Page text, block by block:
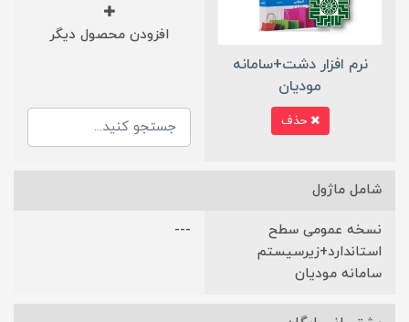
نرم افزار دشت+سامانه
مودیان
حذف
افزودن محصول دیگر
شامل ماژول
نسخه عمومی سطح
استاندارد+زیرسیستم
سامانه مودیان
---